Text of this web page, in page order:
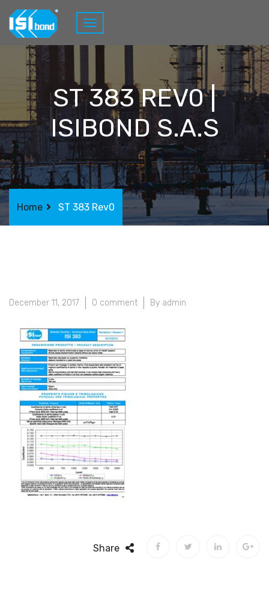
ST 383 REV0 |
ISIBOND S.A.S
Home ST 383 Rev0
December 11, 2017 0 comment By admin
Share